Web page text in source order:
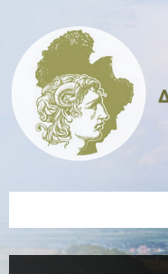
content
sidebar
sidebar
footer